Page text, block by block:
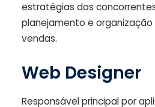
estratégias dos
planejamento e
vendas.
Web Designer
Responsável principal por